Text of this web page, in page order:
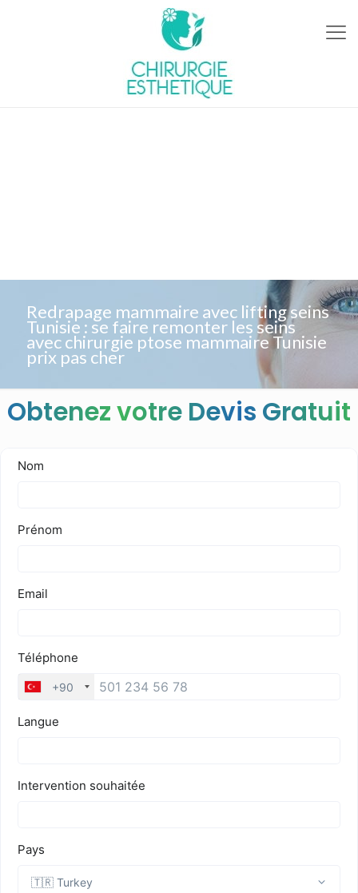
Redrapage mammaire avec lifting seins
Tunisie : se faire remonter les seins
avec chirurgie ptose mammaire Tunisie
prix pas cher
Obtenez votre Devis Gratuit